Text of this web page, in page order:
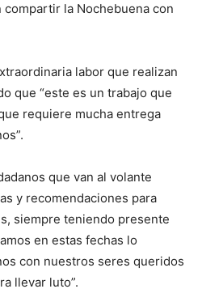
la Nochebuena con
labor que realizan
que “este es un trabajo que
requiere mucha entrega
que van al volante
y recomendaciones para
siempre teniendo presente
en estas fechas lo
con nuestros seres queridos
llevar luto”.